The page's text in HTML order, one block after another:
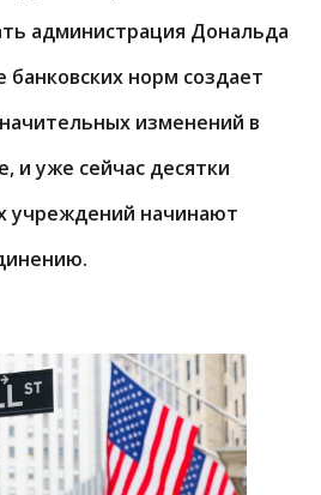
администрация Дональда
норм создает
изменений в
и уже сейчас десятки
учреждений начинают